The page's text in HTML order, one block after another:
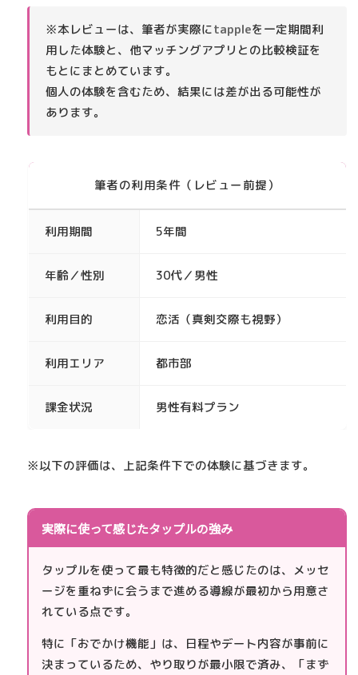
※本レビューは、筆者が実際にtappleを一定期間利
用した体験と、他マッチングアプリとの比較検証を
もとにまとめています。
個人の体験を含むため、結果には差が出る可能性が
あります。
筆者の利用条件（レビュー前提）
利用期間 5年間
年齢／性別 30代／男性
利用目的 恋活（真剣交際も視野）
利用エリア 都市部
課金状況 男性有料プラン
※以下の評価は、上記条件下での体験に基づきます。
実際に使って感じたタップルの強み
タップルを使って最も特徴的だと感じたのは、メッセ
ージを重ねずに会うまで進める導線が最初から用意さ
れている点です。
特に「おでかけ機能」は、日程やデート内容が事前に
決まっているため、やり取りが最小限で済み、「まず